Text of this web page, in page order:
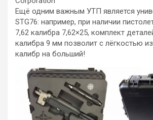
Ещё одним важным УТП является
STG76: например, при наличии
7,62 калибра 7,62×25, комплект
калибра 9 мм позволит с лёгкостью
калибр на больший!